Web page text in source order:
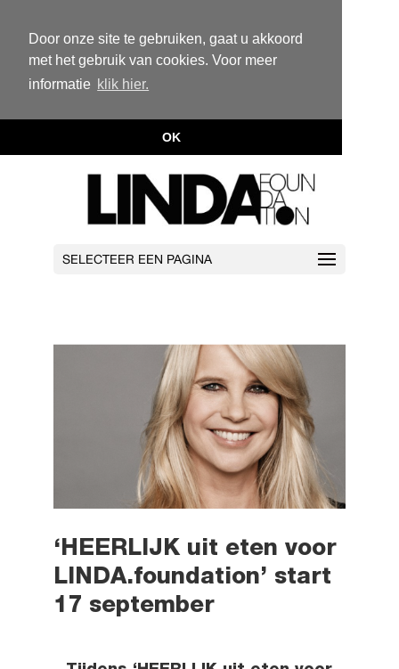
Door onze site te gebruiken, gaat u akkoord
met het gebruik van cookies. Voor meer
informatie klik hier.
OK
SELECTEER EEN PAGINA
‘HEERLIJK uit eten voor
LINDA.foundation’ start
17 september